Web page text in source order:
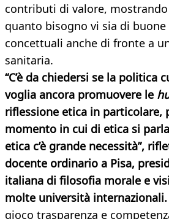
contributi di valore,
quanto bisogno vi sia di
concettuali anche di fronte a
sanitaria.​
“C’è da chiedersi se la politica
voglia ancora promuovere le
riflessione etica in particolare,
momento in cui di etica si
etica c’è grande necessità”,
docente ordinario a Pisa,
italiana di filosofia morale e
molte università internazionali.
gioco trasparenza e